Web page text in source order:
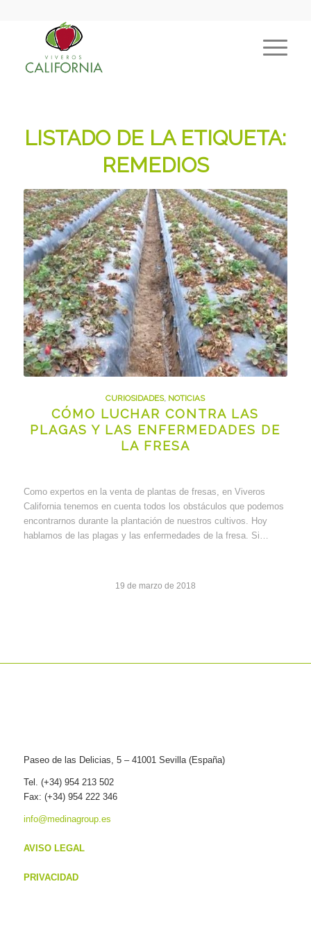
LISTADO DE LA ETIQUETA:
REMEDIOS
CURIOSIDADES, NOTICIAS
CÓMO LUCHAR CONTRA LAS
PLAGAS Y LAS ENFERMEDADES DE
LA FRESA
Como expertos en la venta de plantas de fresas, en Viveros
California tenemos en cuenta todos los obstáculos que podemos
encontrarnos durante la plantación de nuestros cultivos. Hoy
hablamos de las plagas y las enfermedades de la fresa. Si…
19 de marzo de 2018
Paseo de las Delicias, 5 – 41001 Sevilla (España)
Tel. (+34) 954 213 502
Fax: (+34) 954 222 346
info@medinagroup.es
AVISO LEGAL
PRIVACIDAD